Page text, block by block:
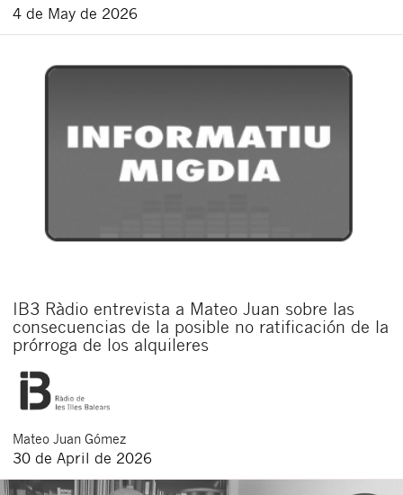
4 de May de 2026
IB3 Ràdio entrevista a Mateo Juan sobre las
consecuencias de la posible no ratificación de la
prórroga de los alquileres
Mateo Juan Gómez
30 de April de 2026